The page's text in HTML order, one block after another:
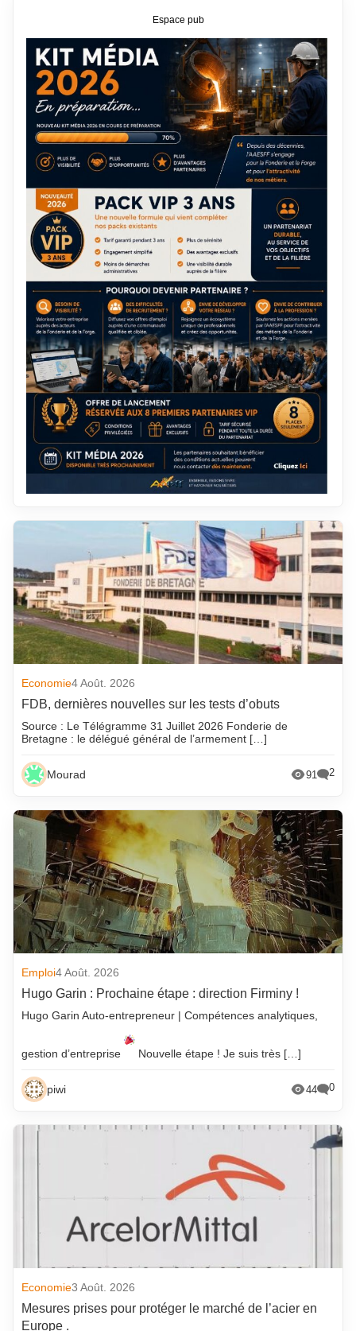
Economie4 Août. 2026
FDB, dernières nouvelles sur les tests d’obuts
Source : Le Télégramme 31 Juillet 2026 Fonderie de
Bretagne : le délégué général de l’armement […]
Mourad 91 2
Emploi4 Août. 2026
Hugo Garin : Prochaine étape : direction Firminy !
Hugo Garin Auto-entrepreneur | Compétences analytiques,
gestion d’entreprise Nouvelle étape ! Je suis très […]
piwi 44 0
Economie3 Août. 2026
Mesures prises pour protéger le marché de l’acier en
Europe .
Espace pub